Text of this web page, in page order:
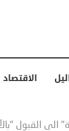
الى القبول